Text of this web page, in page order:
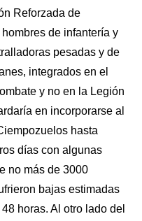
Reforzada de
de infantería y
pesadas y de
integrados en el
y no en la Legión
en incorporarse al
hasta
días con algunas
no más de 3000
bajas estimadas
horas. Al otro lado del